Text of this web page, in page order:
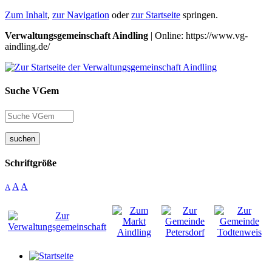
Zum Inhalt, zur Navigation oderzur Startseite springen.
Verwaltungsgemeinschaft Aindling | Online: https://www.vg-
aindling.de/
Suche VGem
suchen
Schriftgröße
A A A